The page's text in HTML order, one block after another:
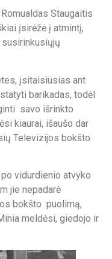
Staugaitis
įsirėžė į atmintį,
susirinkusiųjų
įsitaisiusias ant
barikadas, todėl
savo išrinkto
kiaurai, išaušo dar
Televizijos bokšto
vidurdienio atvyko
jie nepadarė
bokšto puolimą,
meldėsi, giedojo ir